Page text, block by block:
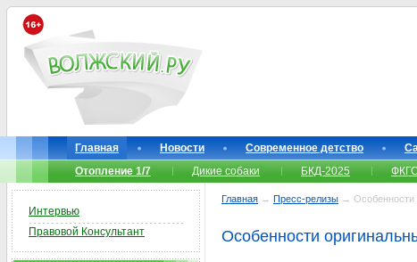
Главная Новости Современное детство
Отопление 1/7
Дикие собаки БКД-2025
Главная → Пресс-релизы → Особенности
Особенности
Интервью
Правовой Консультант